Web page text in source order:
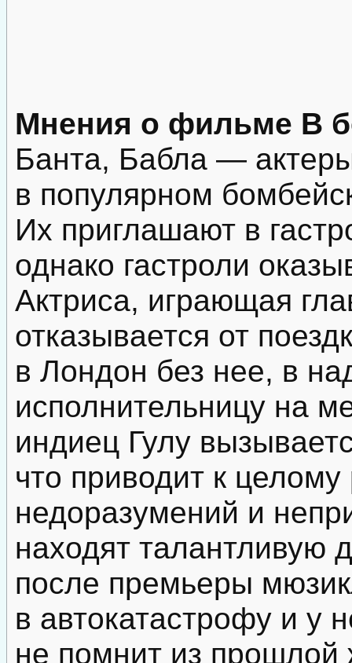
Мнения о фильме В
Банта, Бабла —
в популярном
Их приглашают в
однако гастроли
Актриса, играющая
отказывается от
в Лондон без нее, в
исполнительницу на
индиец Гулу
что приводит к
недоразумений и
находят талантливую
после премьеры
в автокатастрофу и у
не помнит из прошлой